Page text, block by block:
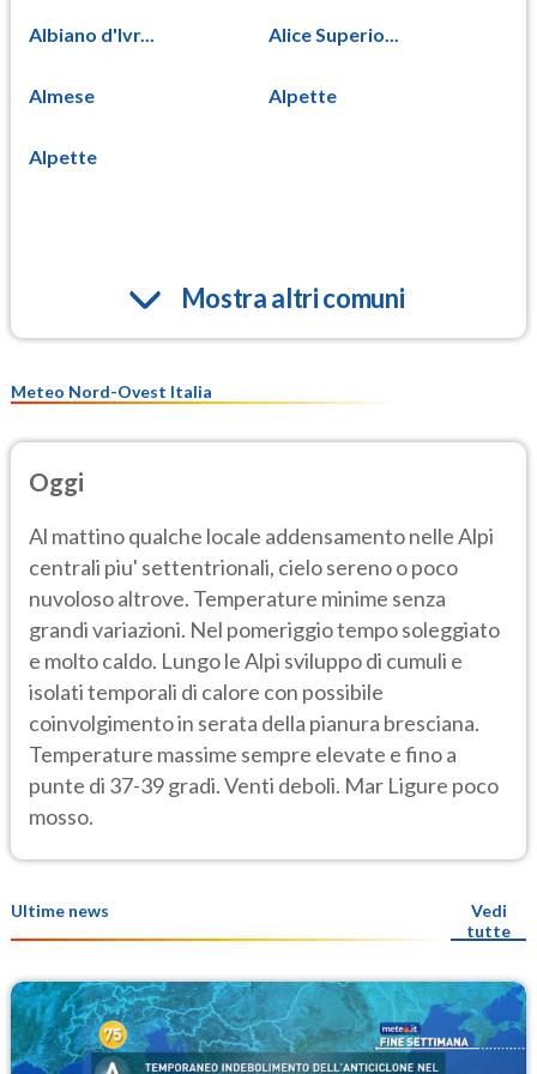
Albiano d'Ivr... Alice Superio...
Almese Alpette
Alpette
Mostra altri comuni
Meteo Nord-Ovest Italia
Oggi
Al mattino qualche locale addensamento nelle Alpi
centrali piu' settentrionali, cielo sereno o poco
nuvoloso altrove. Temperature minime senza
grandi variazioni. Nel pomeriggio tempo soleggiato
e molto caldo. Lungo le Alpi sviluppo di cumuli e
isolati temporali di calore con possibile
coinvolgimento in serata della pianura bresciana.
Temperature massime sempre elevate e fino a
punte di 37-39 gradi. Venti deboli. Mar Ligure poco
mosso.
Ultime news
Vedi
tutte